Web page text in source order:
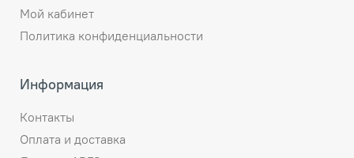
Мой кабинет
Политика конфиденциальности
Информация
Контакты
Оплата и доставка